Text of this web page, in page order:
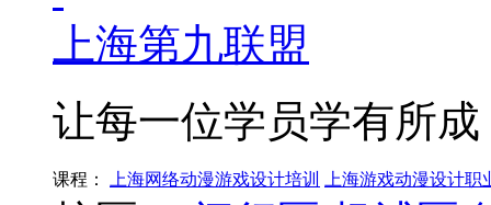
上海第九联盟
让每一位学员学有所成
课程： 上海网络动漫游戏设计培训 上海游戏动漫设计职